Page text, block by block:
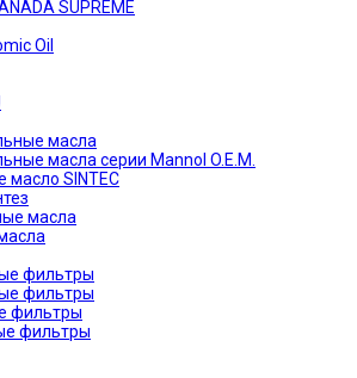
SUPREME
Oil
масла
масла серии Mannol O.E.M.
масло SINTEC
масла
фильтры
фильтры
фильтры
фильтры